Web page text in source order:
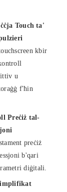
Touch ta'
kbir
u
f'ħin
Preċiż tal-
preċiż
b'qari
diġitali.